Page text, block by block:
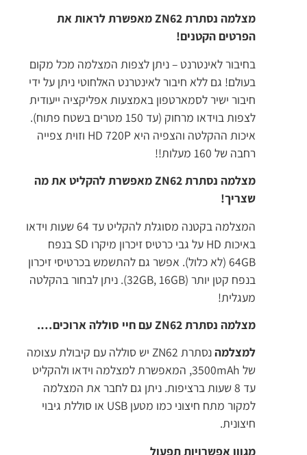
מצלמה נסתרת ZN62 מאפשרת לראות את
הפרטים הקטנים!
בחיבור לאינטרנט – ניתן לצפות המצלמה מכל מקום
בעולם! גם ללא חיבור לאינטרנט האלחוטי ניתן על ידי
חיבור ישיר לסמארטפון באמצעות אפליקציה ייעודית
לצפות בוידאו מרחוק (עד 150 מטרים בשטח פתוח).
איכות ההקלטה והצפיה היא HD 720P וזוית צפייה
רחבה של 160 מעלות!!
מצלמה נסתרת ZN62 מאפשרת להקליט את מה
שצריך!
המצלמה בקטנה מסוגלת להקליט עד 64 שעות וידאו
באיכות HD על גבי כרטיס זיכרון מיקרו SD בנפח
64GB (לא כלול). אפשר גם להתשמש בכרטיסי זיכרון
בנפח קטן יותר (32GB, 16GB). ניתן לבחור בהקלטה
מעגלית!
מצלמה נסתרת ZN62 עם חיי סוללה ארוכים….
למצלמה
נסתרת ZN62 יש סוללה עם קיבולת עצומה
של 3500mAh, המאפשרת למצלמה וידאו ולהקליט
עד 8 שעות ברציפות. ניתן גם לחבר את המצלמה
למקור מתח חיצוני כמו מטען USB או סוללת גיבוי
חיצונית.
מגוון אפשרויות תפעול